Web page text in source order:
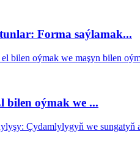
Forma saýlamak...
bilen oýmak we ...